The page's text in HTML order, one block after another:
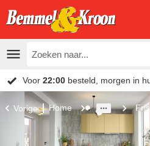
Voor 22:00 besteld, morgen in
Vorige Home